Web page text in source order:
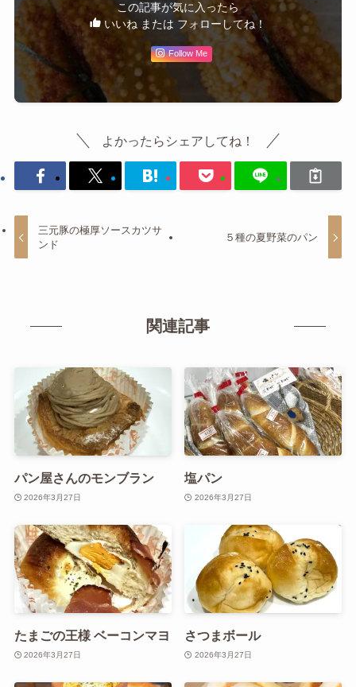
この記事が気に入ったら
いいね または フォローしてね！
Follow Me
よかったらシェアしてね！
三元豚の極厚ソースカツサ
ンド
５種の夏野菜のパン
関連記事
パン屋さんのモンブラン
2026年3月27日
塩パン
2026年3月27日
たまごの王様 ベーコンマヨ
2026年3月27日
さつまボール
2026年3月27日